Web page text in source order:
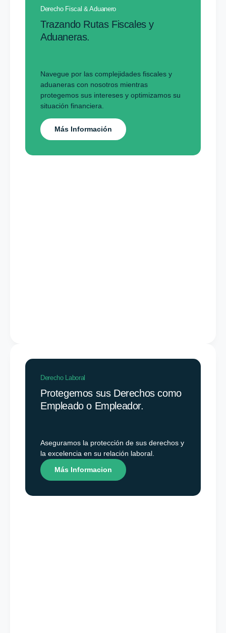
Derecho Fiscal & Aduanero
Trazando Rutas Fiscales y
Aduaneras.
Navegue por las complejidades fiscales y
aduaneras con nosotros mientras
protegemos sus intereses y optimizamos su
situación financiera.
Más Información
Derecho Laboral
Protegemos sus Derechos como
Empleado o Empleador.
Aseguramos la protección de sus derechos y
la excelencia en su relación laboral.
Más Informacion